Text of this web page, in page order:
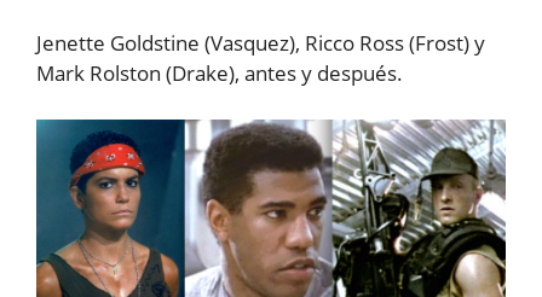
Jenette Goldstine (Vasquez), Ricco Ross (Frost) y
Mark Rolston (Drake), antes y después.